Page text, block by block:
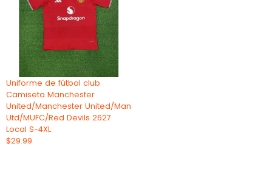
Uniforme de fútbol club
Camiseta Manchester
United/Manchester United/Man
Utd/MUFC/Red Devils 2627
Local S-4XL
$29.99